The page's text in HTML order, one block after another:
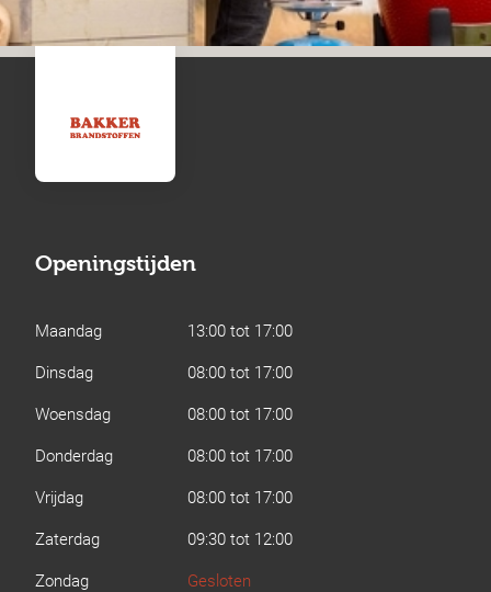
Openingstijden
Maandag
13:00 tot 17:00
Dinsdag
08:00 tot 17:00
Woensdag
08:00 tot 17:00
Donderdag
08:00 tot 17:00
Vrijdag
08:00 tot 17:00
Zaterdag
09:30 tot 12:00
Zondag
Gesloten